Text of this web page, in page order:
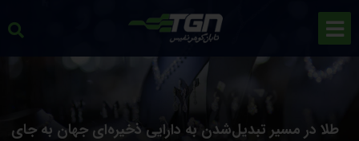
طلا در مسیر تبدیل‌شدن به دارایی ذخیره‌ای جهان به‌ جای